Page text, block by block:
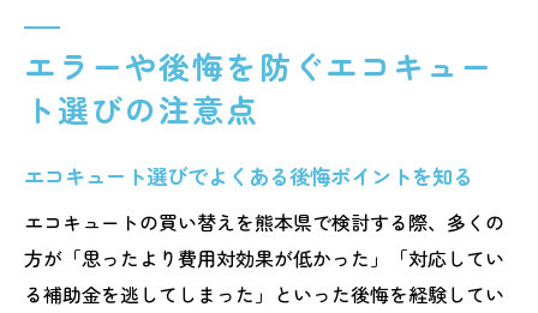
エラーや後悔を防ぐエコキュー
ト選びの注意点
エコキュート選びでよくある後悔ポイントを知る
エコキュートの買い替えを熊本県で検討する際、多くの
方が「思ったより費用対効果が低かった」「対応してい
る補助金を逃してしまった」といった後悔を経験してい